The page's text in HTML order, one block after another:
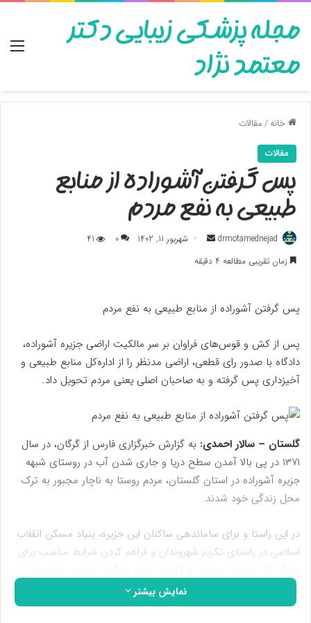
مجله پزشکی زیبایی دکتر
معتمد نژاد
خانه/مقالات
مقالات
پس گرفتن آشوراده از منابع
طبیعی به نفع مردم
drmotamednejad
ارسال
به
شهریور 11, 1402 0
41
زمان تقریبی مطالعه 4 دقیقه
پس گرفتن آشوراده از منابع طبیعی به نفع مردم
پس از کش و قوس‌های فراوان بر سر مالکیت اراضی جزیره آشوراده،
دادگاه با صدور رای قطعی، اراضی مدنظر را از اداره‌کل منابع طبیعی و
آخیزداری پس گرفته و به صاحبان اصلی یعنی مردم تحویل داد.
گلستان – سالار احمدی: به گزارش خبرگزاری فارس از گرگان، در سال
۱۳۷۱ در پی بالا آمدن سطح دریا و جاری شدن آب در روستای شبهه
جزیره آشوراده در استان گلستان، مردم روستا به ناچار مجبور به ترک
محل زندگی خود شدند.
در این راستا و برای ساماندهی ساکنان این جزیره، بنیاد مسکن انقلاب
اسلامی در راستای تکریم شهروندان و فراهم کردن شرایط مناسب برای
بندرترکمن را برای اسکان در اختیار این افراد قرار داد و به ازای آن، مردم
۱۹ هکتار از اراضی تحت مالکیت خود را به نام بنیاد مسکن انقلاب
نمایش بیشتر